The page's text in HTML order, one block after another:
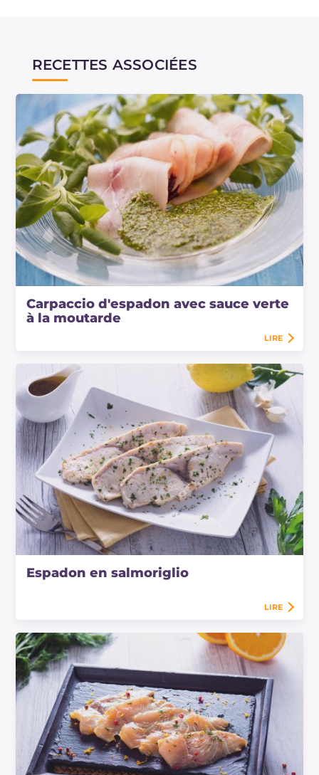
RECETTES ASSOCIÉES
Carpaccio d'espadon avec sauce verte
à la moutarde
LIRE
Espadon en salmoriglio
LIRE